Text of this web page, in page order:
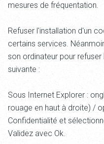
mesures de fréquentation.
Refuser l'installation d'un
certains services.
son ordinateur pour
suivante :
Sous Internet Explorer :
rouage en haut à droite) /
Confidentialité et
Validez avec Ok.